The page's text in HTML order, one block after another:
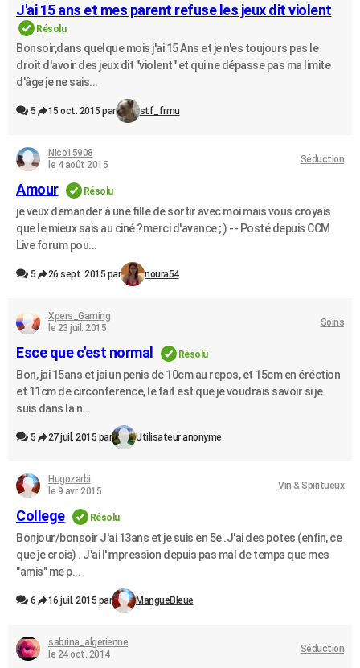
J'ai 15 ans et mes parent refuse les jeux dit violent
Résolu
Bonsoir,dans quelque mois j'ai 15 Ans et je n'es toujours pas le
droit d'avoir des jeux dit "violent" et qui ne dépasse pas ma limite
d'âge je ne sais...
5 15 oct. 2015 par stf_frmu
Nico15908
le 4 août 2015
Séduction
Amour Résolu
je veux demander à une fille de sortir avec moi mais vous croyais
que le mieux sais au ciné ?merci d'avance ; ) -- Posté depuis CCM
Live forum pou...
5 26 sept. 2015 par noura54
Xpers_Gaming
le 23 juil. 2015
Soins
Esce que c'est normal Résolu
Bon, jai 15ans et jai un penis de 10cm au repos, et 15cm en éréction
et 11cm de circonference, le fait est que je voudrais savoir si je
suis dans la n...
5 27 juil. 2015 par Utilisateur anonyme
Hugozarbi
le 9 avr. 2015
Vin & Spiritueux
College Résolu
Bonjour/bonsoir J'ai 13ans et je suis en 5e .J'ai des potes (enfin, ce
que je crois) . J'ai l'impression depuis pas mal de temps que mes
"amis" me p...
6 16 juil. 2015 par MangueBleue
sabrina_algerienne
le 24 oct. 2014
Séduction